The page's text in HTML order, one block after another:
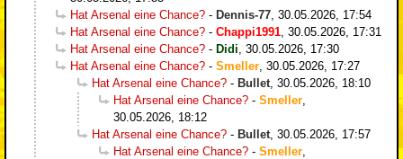
Hat Arsenal eine Chance? - Dennis-77 30.05.2026, 17:54
Hat Arsenal eine Chance? - Chappi1991 30.05.2026, 17:31
Hat Arsenal eine Chance? - Didi 30.05.2026, 17:30
Hat Arsenal eine Chance? - Smeller 30.05.2026, 17:27
Hat Arsenal eine Chance? - Bullet 30.05.2026, 18:10
Hat Arsenal eine Chance? - Smeller
30.05.2026, 18:12
Hat Arsenal eine Chance? - Bullet 30.05.2026, 17:57
Hat Arsenal eine Chance? - Smeller